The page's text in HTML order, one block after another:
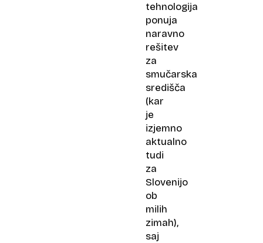
tehnologija
ponuja
naravno
rešitev
za
smučarska
središča
(kar
je
izjemno
aktualno
tudi
za
Slovenijo
ob
milih
zimah),
saj